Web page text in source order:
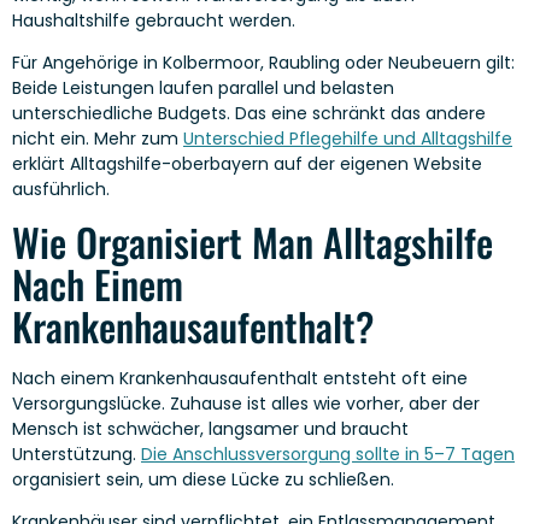
Haushaltshilfe gebraucht werden.
Für Angehörige in Kolbermoor, Raubling oder Neubeuern gilt:
Beide Leistungen laufen parallel und belasten
unterschiedliche Budgets. Das eine schränkt das andere
nicht ein. Mehr zum Unterschied Pflegehilfe und Alltagshilfe
erklärt Alltagshilfe-oberbayern auf der eigenen Website
ausführlich.
Wie Organisiert Man Alltagshilfe
Nach Einem
Krankenhausaufenthalt?
Nach einem Krankenhausaufenthalt entsteht oft eine
Versorgungslücke. Zuhause ist alles wie vorher, aber der
Mensch ist schwächer, langsamer und braucht
Unterstützung. Die Anschlussversorgung sollte in 5–7 Tagen
organisiert sein, um diese Lücke zu schließen.